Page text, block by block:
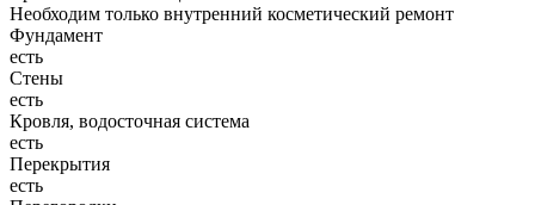
Необходим только внутренний косметический ремонт
Фундамент
есть
Стены
есть
Кровля, водосточная система
есть
Перекрытия
есть